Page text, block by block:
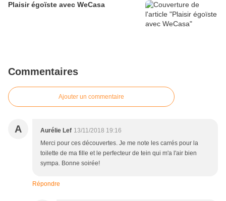
Plaisir égoïste avec WeCasa
Commentaires
Ajouter un commentaire
A Aurélie Lef 13/11/2018 19:16
Merci pour ces découvertes. Je me note les carrés pour la
toilette de ma fille et le perfecteur de tein qui m'a l'air bien
sympa. Bonne soirée!
Répondre